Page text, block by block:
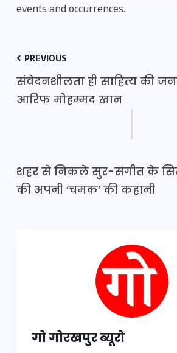
events and occurrences.
PREVIOUS
संवेदनशीलता ही साहित्य की
आरिफ मोहम्मद खान
शहर से निकले सुर-संगीत के
की अपनी ‘चमक’ की कहानी
गो गोरखपुर ब्यूरो